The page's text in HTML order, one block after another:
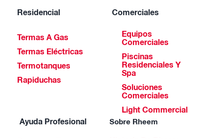
Residencial
Termas A Gas
Termas Eléctricas
Termotanques
Rapiduchas
Comerciales
Equipos
Comerciales
Piscinas
Residenciales Y
Spa
Soluciones
Comerciales
Light Commercial
Ayuda Profesional
Sobre Rheem